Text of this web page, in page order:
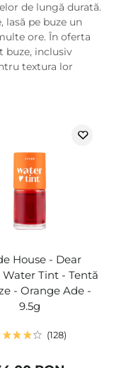
de lungă durată.
lasă pe buze un
ore. În oferta
buze, inclusiv
textura lor
House - Dear
Tint - Tentă
- Orange Ade -
9.5g
128